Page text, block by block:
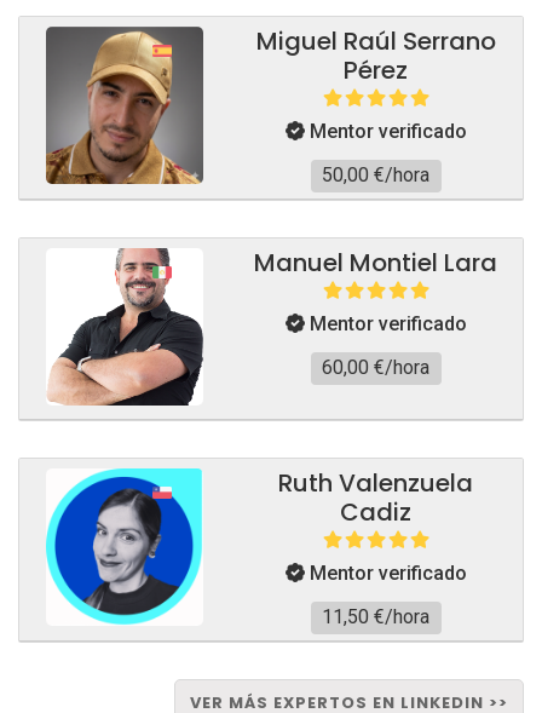
Miguel Raúl Serrano
Pérez
Mentor verificado
50,00 €/hora
Manuel Montiel Lara
Mentor verificado
60,00 €/hora
Ruth Valenzuela
Cadiz
Mentor verificado
11,50 €/hora
VER MÁS EXPERTOS EN LINKEDIN >>